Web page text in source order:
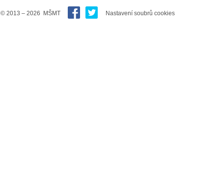
© 2013 – 2026 MŠMT Nastavení soubrů cookies